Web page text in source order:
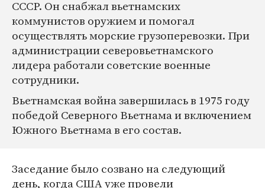
СССР. Он снабжал вьетнамских
коммунистов оружием и помогал
осуществлять морские грузоперевозки. При
администрации северовьетнамского
лидера работали советские военные
сотрудники.
Вьетнамская война завершилась в 1975 году
победой Северного Вьетнама и включением
Южного Вьетнама в его состав.
Заседание было созвано на следующий
день, когда США уже провели